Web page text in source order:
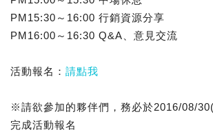
PM15:30～16:00 行銷資源分享
PM16:00～16:30 Q&A、意見交流
活動報名： 請點我
※請欲參加的夥伴們，務必於2016/08/
完成活動報名